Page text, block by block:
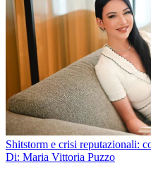
Shitstorm e crisi reputazionali:
Di: Maria Vittoria Puzzo